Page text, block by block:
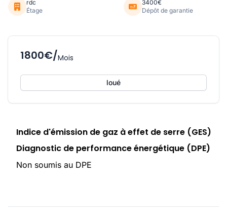
rdc
Étage
3400€
Dépôt de garantie
1800€/Mois
loué
Indice d'émission de gaz à effet de serre (GES)
Diagnostic de performance énergétique (DPE)
Non soumis au DPE